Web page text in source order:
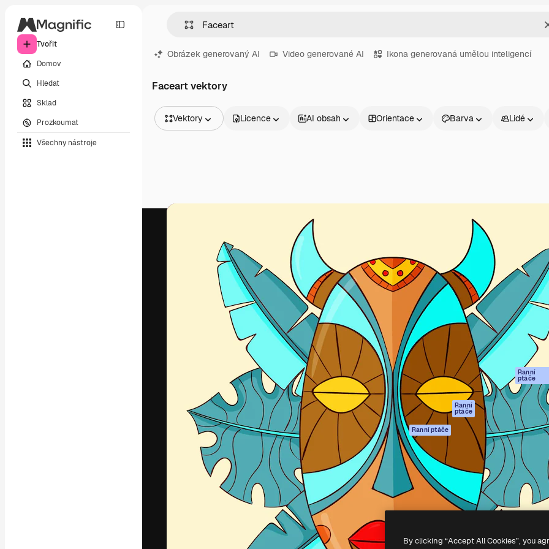
Tvořit
Domov
Hledat
Sklad
Prozkoumat
Všechny nástroje
Obrázek generovaný AI Video generované AI Ikona generovaná umělou inteligencí
Faceart vektory
Vektory
Videa
Licence AI obsah Orientace Barva Lidé
Kreativní platforma pro tvorbu vaší nejlepší
práce. Více než 1 milion předplatitelů napříč
kreativci, podniky, agenturami a studii.
Čeština
Produkty
Spaces
AI asistent
AI generátor
obrázků
AI generátor videa
AI hlasový
generátor
Stock obsah
MCP pro
Claude/ChatGPT
Ranní
ptáče
Agenti Ranní ptáče
API
Mobilní aplikace
Všechny nástroje
Magnific
Začněte
Academy
Dokumentace
Podpora
Podmínky použití
Zásady ochrany
osobních údajů
Originály Ranní
ptáče
Zásady používání
souborů cookie
Centrum důvěry
Partneři
Firmy
Copyright © 2010-2026Freepik Company S.L.U.Všechna práva vyhrazena
By clicking “Accept All Cookies”, you